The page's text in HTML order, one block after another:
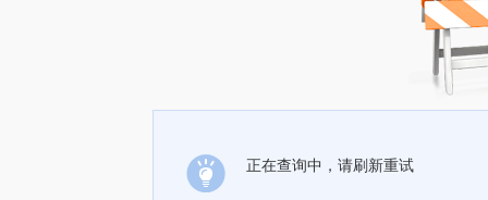
正在查询中，请刷新重试